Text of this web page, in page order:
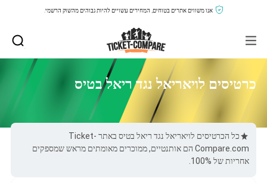
אנו משווים אתרים בטוחים, המחירים עשויים להיות גבוהים מהשוק הרשמי.
כרטיסים לויאריאל נגד ריאל בטיס
כל הכרטיסים לויאריאל נגד ריאל בטיס באתר Ticket-
Compare.com הם אותנטיים, ממוכרים מאומתים מראש שמספקים
אחריות של 100%.